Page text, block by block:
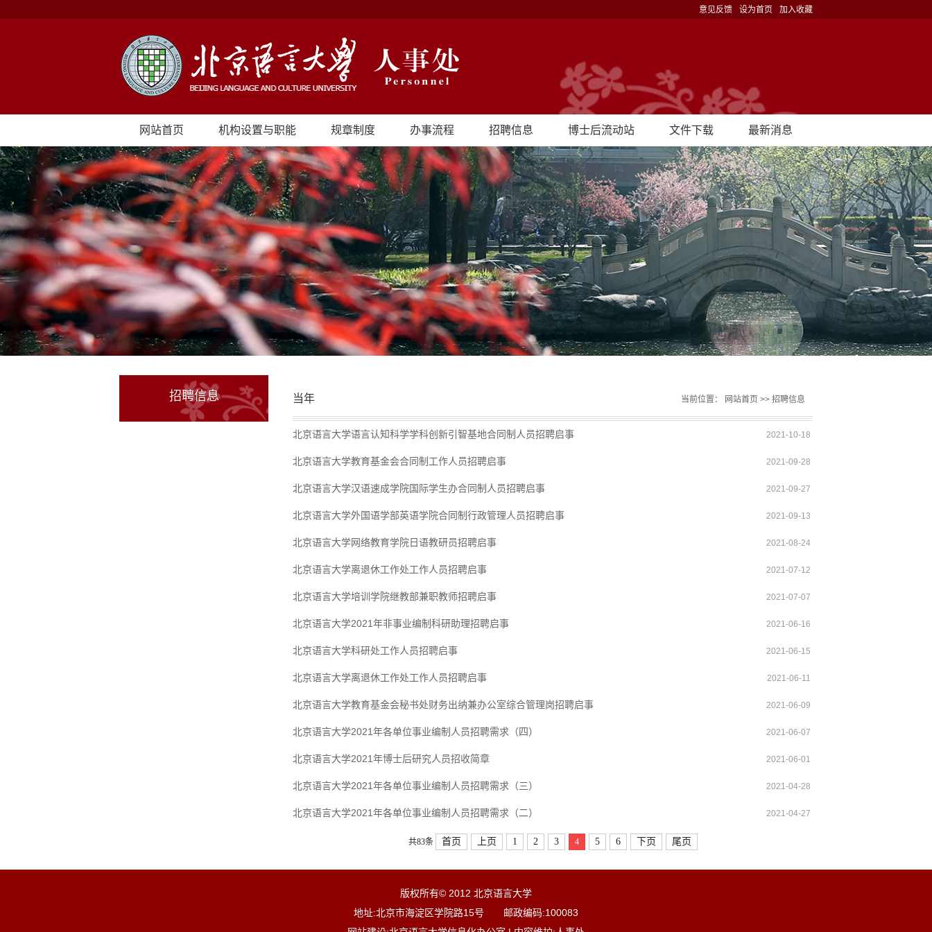
意见反馈 设为首页 加入收藏
网站首页 机构设置与职能 规章制度 办事流程 招聘信息 博士后流动站 文件下载 最新消息
招聘信息 当年 当前位置： 网站首页 >> 招聘信息
北京语言大学语言认知科学学科创新引智基地合同制人员招聘启事 2021-10-18
北京语言大学教育基金会合同制工作人员招聘启事 2021-09-28
北京语言大学汉语速成学院国际学生办合同制人员招聘启事 2021-09-27
北京语言大学外国语学部英语学院合同制行政管理人员招聘启事 2021-09-13
北京语言大学网络教育学院日语教研员招聘启事 2021-08-24
北京语言大学离退休工作处工作人员招聘启事 2021-07-12
北京语言大学培训学院继教部兼职教师招聘启事 2021-07-07
北京语言大学2021年非事业编制科研助理招聘启事 2021-06-16
北京语言大学科研处工作人员招聘启事 2021-06-15
北京语言大学离退休工作处工作人员招聘启事 2021-06-11
北京语言大学教育基金会秘书处财务出纳兼办公室综合管理岗招聘启事 2021-06-09
北京语言大学2021年各单位事业编制人员招聘需求（四） 2021-06-07
北京语言大学2021年博士后研究人员招收简章 2021-06-01
北京语言大学2021年各单位事业编制人员招聘需求（三） 2021-04-28
北京语言大学2021年各单位事业编制人员招聘需求（二） 2021-04-27
共83条 首页 上页 1 2 3 4 5 6 下页 尾页
版权所有© 2012 北京语言大学
地址:北京市海淀区学院路15号 邮政编码:100083